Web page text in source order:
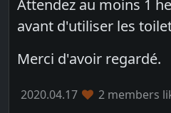
Attendez au moins 1
avant d'utiliser les
Merci d'avoir regardé.
2020.04.17 2 members